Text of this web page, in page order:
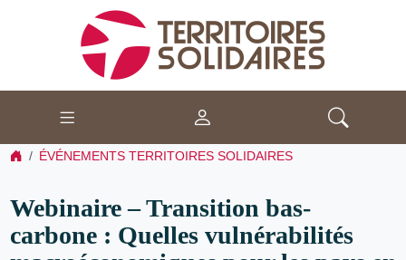
ÉVÉNEMENTS TERRITOIRES SOLIDAIRES
Webinaire – Transition bas-
carbone : Quelles vulnérabilités